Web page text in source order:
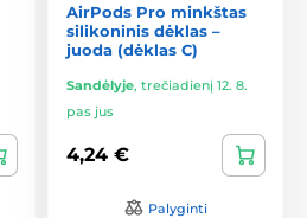
AirPods Pro minkštas
silikoninis dėklas –
juoda (dėklas C)
Sandėlyje, trečiadienį 12. 8.
pas jus
4,24 €
Palyginti